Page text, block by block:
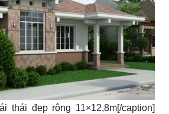
thái đẹp rộng 11×12,8m[/caption]